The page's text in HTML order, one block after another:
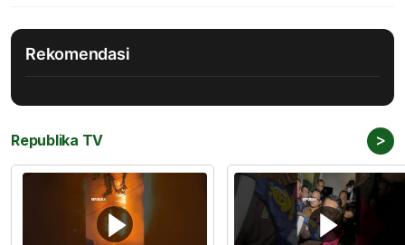
Rekomendasi
Republika TV >